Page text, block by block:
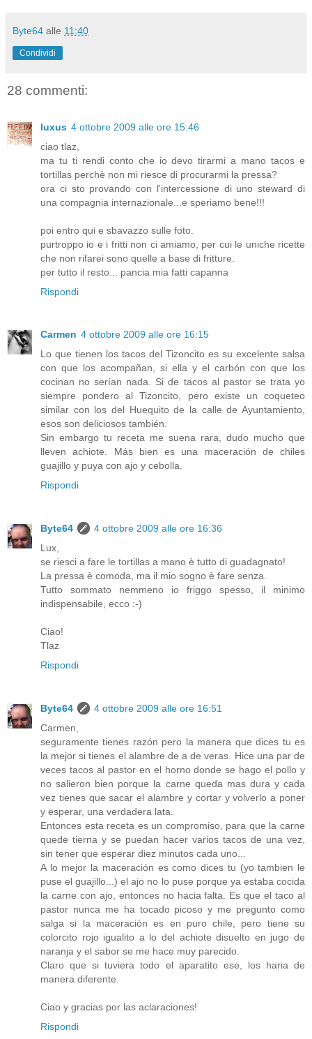
Byte64 alle 11:40
Condividi
28 commenti:
luxus 4 ottobre 2009 alle ore 15:46
ciao tlaz,
ma tu ti rendi conto che io devo tirarmi a mano tacos e
tortillas perchè non mi riesce di procurarmi la pressa?
ora ci sto provando con l'intercessione di uno steward di
una compagnia internazionale...e speriamo bene!!!
poi entro qui e sbavazzo sulle foto.
purtroppo io e i fritti non ci amiamo, per cui le uniche ricette
che non rifarei sono quelle a base di fritture.
per tutto il resto... pancia mia fatti capanna
Rispondi
Carmen 4 ottobre 2009 alle ore 16:15
Lo que tienen los tacos del Tizoncito es su excelente salsa
con que los acompañan, si ella y el carbón con que los
cocinan no serían nada. Si de tacos al pastor se trata yo
siempre pondero al Tizoncito, pero existe un coqueteo
similar con los del Huequito de la calle de Ayuntamiento,
esos son deliciosos también.
Sin embargo tu receta me suena rara, dudo mucho que
lleven achiote. Más bien es una maceración de chiles
guajillo y puya con ajo y cebolla.
Rispondi
Byte64
4 ottobre 2009 alle ore 16:36
Lux,
se riesci a fare le tortillas a mano è tutto di guadagnato!
La pressa è comoda, ma il mio sogno è fare senza.
Tutto sommato nemmeno io friggo spesso, il minimo
indispensabile, ecco :-)
Ciao!
Tlaz
Rispondi
Byte64
4 ottobre 2009 alle ore 16:51
Carmen,
seguramente tienes razón pero la manera que dices tu es
la mejor si tienes el alambre de a de veras. Hice una par de
veces tacos al pastor en el horno donde se hago el pollo y
no salieron bien porque la carne queda mas dura y cada
vez tienes que sacar el alambre y cortar y volverlo a poner
y esperar, una verdadera lata.
Entonces esta receta es un compromiso, para que la carne
quede tierna y se puedan hacer varios tacos de una vez,
sin tener que esperar diez minutos cada uno...
A lo mejor la maceración es como dices tu (yo tambien le
puse el guajillo...) el ajo no lo puse porque ya estaba cocida
la carne con ajo, entonces no hacia falta. Es que el taco al
pastor nunca me ha tocado picoso y me pregunto como
salga si la maceración es en puro chile, pero tiene su
colorcito rojo igualito a lo del achiote disuelto en jugo de
naranja y el sabor se me hace muy parecido.
Claro que si tuviera todo el aparatito ese, los haria de
manera diferente.
Ciao y gracias por las aclaraciones!
Rispondi